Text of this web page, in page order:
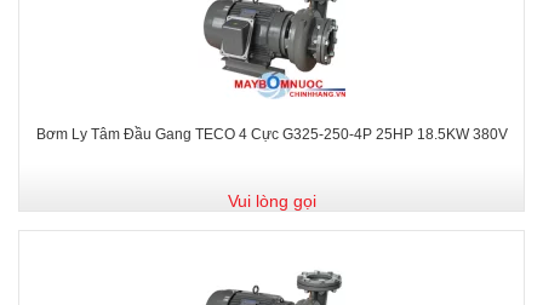
Bơm Ly Tâm Đầu Gang TECO 4 Cực G325-250-4P 25HP 18.5KW 380V
Vui lòng gọi